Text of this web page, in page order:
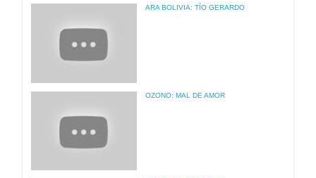
ARA BOLIVIA: TÍO GERARDO
OZONO: MAL DE AMOR